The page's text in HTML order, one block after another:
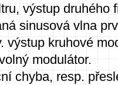
výstup druhého
sinusová vlna
výstup kruhové
modulátor.
chyba, resp.